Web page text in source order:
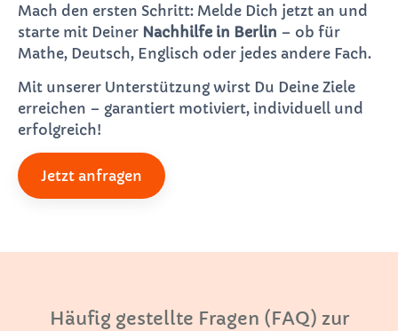
Mach den ersten Schritt: Melde Dich jetzt an und
starte mit Deiner Nachhilfe in Berlin – ob für
Mathe, Deutsch, Englisch oder jedes andere Fach.
Mit unserer Unterstützung wirst Du Deine Ziele
erreichen – garantiert motiviert, individuell und
erfolgreich!
Jetzt anfragen
Häufig gestellte Fragen (FAQ) zur